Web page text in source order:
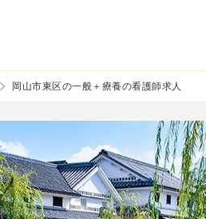
岡山市東区の一般＋療養の看護師求人